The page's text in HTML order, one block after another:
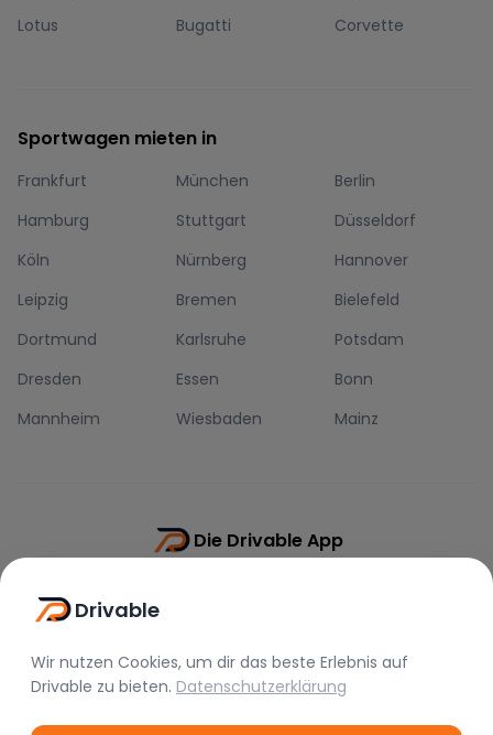
Lotus
Bugatti Corvette
Sportwagen mieten in
Frankfurt München
Berlin
Hamburg
Stuttgart
Düsseldorf
Köln
Nürnberg
Hannover
Leipzig
Bremen
Bielefeld
Dortmund
Karlsruhe
Potsdam
Dresden
Essen
Bonn
Mannheim
Wiesbaden Mainz
Die Drivable App
Drivable
Wir nutzen Cookies, um dir das beste Erlebnis auf
Drivable zu bieten. Datenschutzerklärung